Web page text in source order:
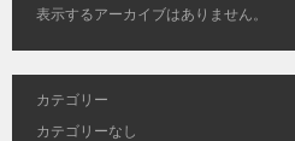
表示するアーカイブはありません。
カテゴリー
カテゴリーなし